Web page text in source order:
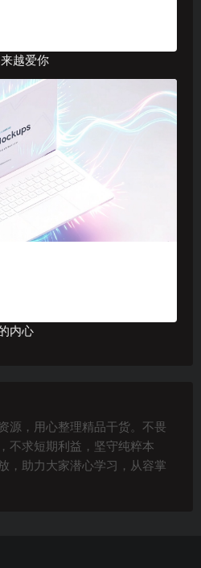
越爱你
内心
源，用心整理精品干货。不畏
不求短期利益，坚守纯粹本
，助力大家潜心学习，从容掌